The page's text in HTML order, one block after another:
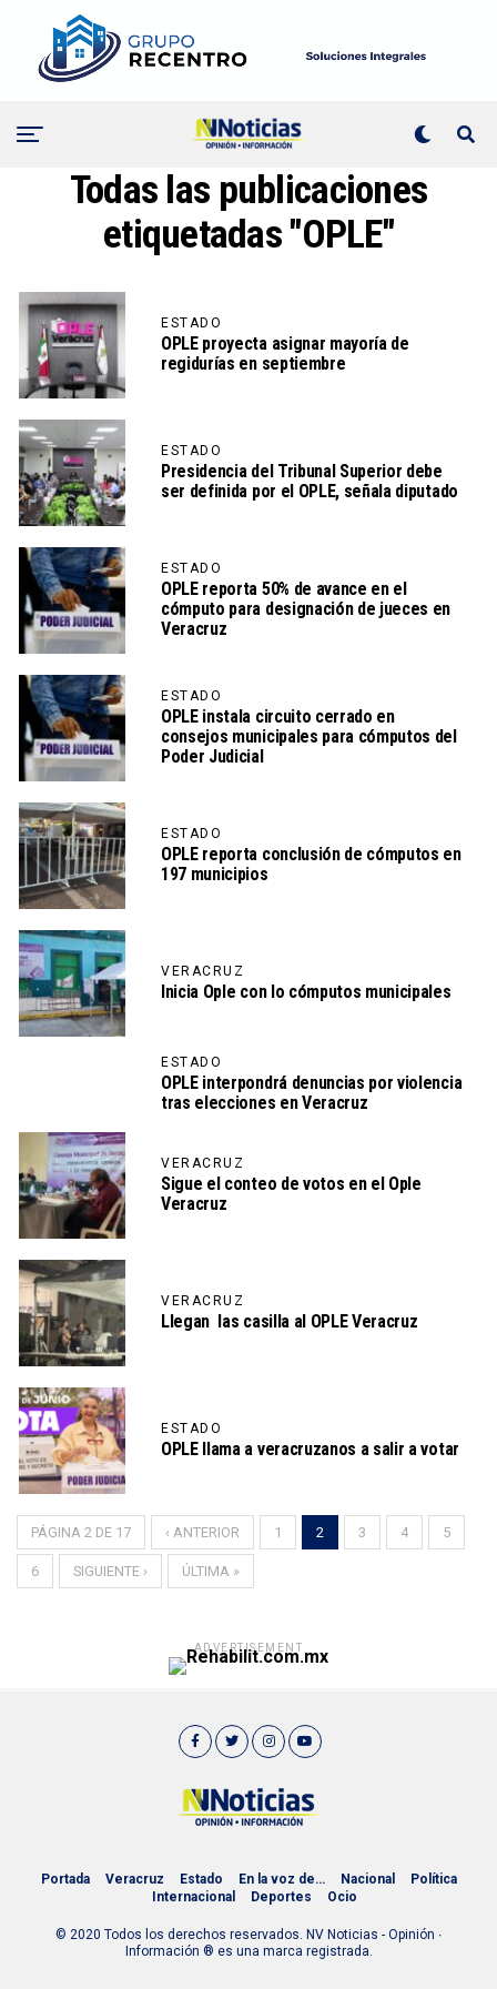
Todas las publicaciones
etiquetadas "OPLE"
ESTADO
OPLE proyecta asignar mayoría de
regidurías en septiembre
ESTADO
Presidencia del Tribunal Superior debe
ser definida por el OPLE, señala diputado
ESTADO
OPLE reporta 50% de avance en el
cómputo para designación de jueces en
Veracruz
ESTADO
OPLE instala circuito cerrado en
consejos municipales para cómputos del
Poder Judicial
ESTADO
OPLE reporta conclusión de cómputos en
197 municipios
VERACRUZ
Inicia Ople con lo cómputos municipales
ESTADO
OPLE interpondrá denuncias por violencia
tras elecciones en Veracruz
VERACRUZ
Sigue el conteo de votos en el Ople
Veracruz
VERACRUZ
Llegan las casilla al OPLE Veracruz
ESTADO
OPLE llama a veracruzanos a salir a votar
PÁGINA 2 DE 17 ‹ ANTERIOR 1 2 3 4 5
6 SIGUIENTE › ÚLTIMA »
ADVERTISEMENT
Portada Veracruz Estado En la voz de… Nacional
Política
Internacional
Deportes Ocio
© 2020 Todos los derechos reservados. NV Noticias - Opinión ∙
Información ® es una marca registrada.